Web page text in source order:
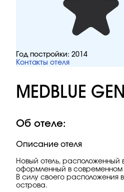
Год постройки: 2014
Контакты отеля
MEDBLUE
Об отеле:
Описание отеля
Новый отель, расположенный
оформленный в современном
В силу своего расположения
острова.